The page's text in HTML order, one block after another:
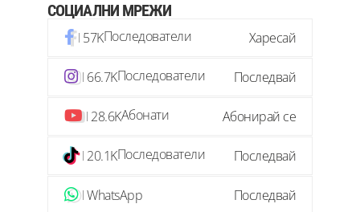
СОЦИАЛНИ МРЕЖИ
57KПоследователи Харесай
66.7KПоследователи Последвай
28.6KАбонати Абонирай се
20.1KПоследователи Последвай
WhatsApp Последвай